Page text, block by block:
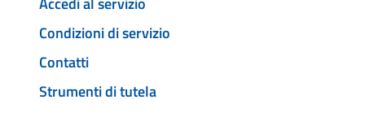
Condizioni di servizio
Contatti
Strumenti di tutela